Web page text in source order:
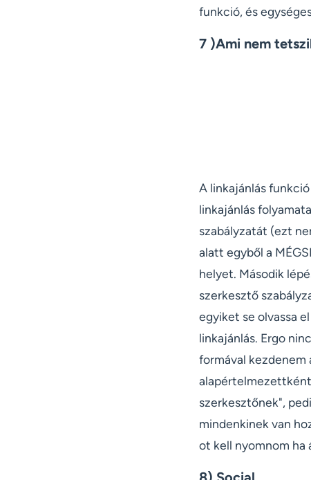
funkció, és
7 )Ami nem
A linkajánlás
linkajánlás
szabályzatát (ezt
alatt egyből a
helyet. Második
szerkesztő
egyiket se olvassa
linkajánlás. Ergo
formával kezdenem
szerkesztőnek",
mindenkinek van
ot kell nyomnom ha